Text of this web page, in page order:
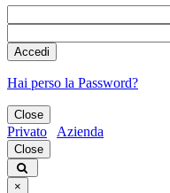
Accedi
Hai perso la Password?
Close
Privato Azienda
Close
×